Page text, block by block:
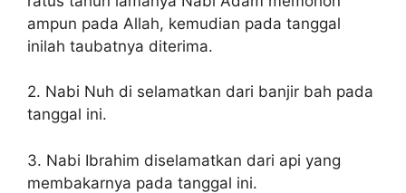
ampun pada Allah, kemudian pada tanggal
inilah taubatnya diterima.
2. Nabi Nuh di selamatkan dari banjir bah pada
tanggal ini.
3. Nabi Ibrahim diselamatkan dari api yang
membakarnya pada tanggal ini.